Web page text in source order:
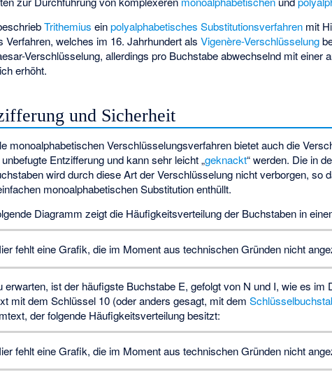
Trithemius einpolyalphabetisches Substitutionsverfahren mit
Verfahren, welches im 16. Jahrhundert alsVigenère-Verschlüsselung
Verschlüsselung, allerdings pro Buchstabe abwechselnd mit einer
erhöht.
und Sicherheit
monoalphabetischen Verschlüsselungsverfahren bietet auch die
Entzifferung und kann sehr leicht „geknackt“ werden. Die in
wird durch diese Art der Verschlüsselung nicht verborgen, so
monoalphabetischen Substitution enthüllt.
Diagramm zeigt die Häufigkeitsverteilung der Buchstaben in
fehlt eine Grafik, die im Moment aus technischen Gründen nicht
erwarten, ist der häufigste Buchstabe E, gefolgt von N und I, wie es im
mit dem Schlüssel 10 (oder anders gesagt, mit dem
der folgende Häufigkeitsverteilung besitzt:
fehlt eine Grafik, die im Moment aus technischen Gründen nicht